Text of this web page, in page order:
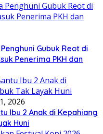
Gubuk Reot di
Penerima PKH dan
2026
Ibu 2 Anak di Kepahiang
Huni